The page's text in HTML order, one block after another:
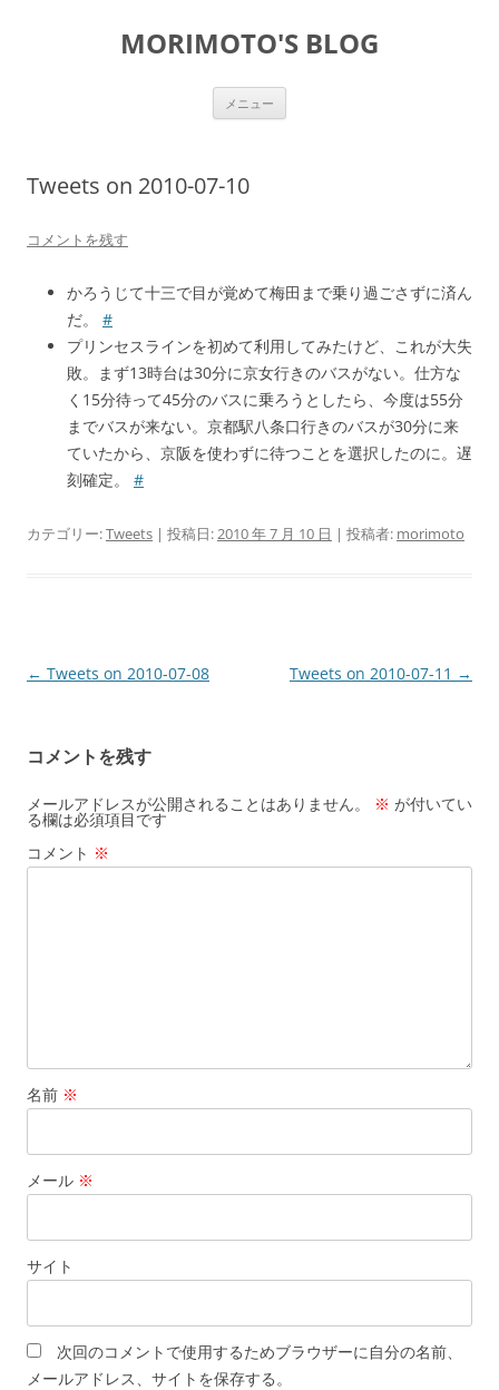
MORIMOTO'S BLOG
メニュー
Tweets on 2010-07-10
コメントを残す
かろうじて十三で目が覚めて梅田まで乗り過ごさずに済ん
だ。 #
プリンセスラインを初めて利用してみたけど、これが大失
敗。まず13時台は30分に京女行きのバスがない。仕方な
く15分待って45分のバスに乗ろうとしたら、今度は55分
までバスが来ない。京都駅八条口行きのバスが30分に来
ていたから、京阪を使わずに待つことを選択したのに。遅
刻確定。 #
カテゴリー:Tweets | 投稿日:2010 年 7 月 10 日 | 投稿者: morimoto
投
ビ
ゲ
ー
シ
← Tweets on 2010-07-08 Tweets on 2010-07-11 →
コメントを残す
メールアドレスが公開されることはありません。 ※ が付いてい
る欄は必須項目です
コメント ※
名前 ※
メール ※
サイト
次回のコメントで使用するためブラウザーに自分の名前、
メールアドレス、サイトを保存する。